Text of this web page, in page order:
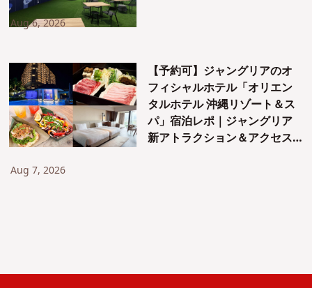
Aug 6, 2026
【予約可】ジャングリアのオ
フィシャルホテル「オリエン
タルホテル 沖縄リゾート＆ス
パ」宿泊レポ｜ジャングリア
新アトラクション＆アクセス
Aug 7, 2026